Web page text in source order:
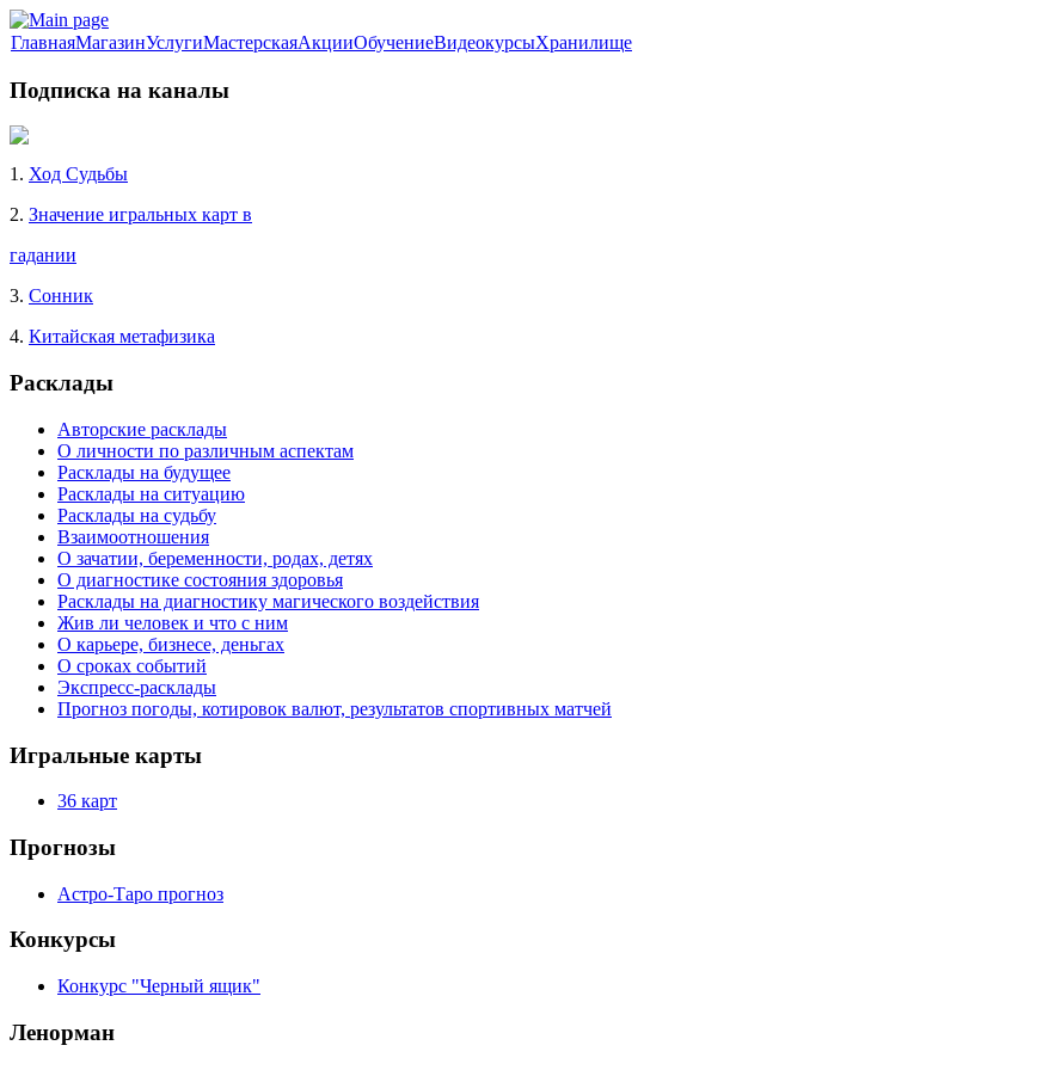
ГлавнаяМагазинУслугиМастерскаяАкцииОбучениеВидеокурсыХранилище
Подписка на каналы
1. Ход Судьбы
2. Значение игральных карт в
гадании
3. Сонник
4. Китайская метафизика
Расклады
Авторские расклады
О личности по различным аспектам
Расклады на будущее
Расклады на ситуацию
Расклады на судьбу
Взаимоотношения
О зачатии, беременности, родах, детях
О диагностике состояния здоровья
Расклады на диагностику магического воздействия
Жив ли человек и что с ним
О карьере, бизнесе, деньгах
О сроках событий
Экспресс-расклады
Прогноз погоды, котировок валют, результатов спортивных матчей
Игральные карты
36 карт
Прогнозы
Астро-Таро прогноз
Конкурсы
Конкурс "Черный ящик"
Ленорман